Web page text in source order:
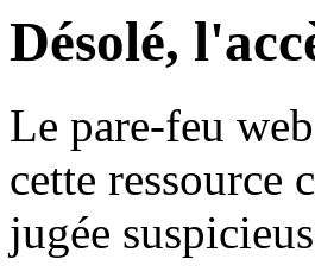
Désolé,
Le pare-feu
cette ressource
jugée